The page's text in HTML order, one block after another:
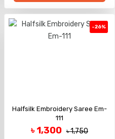
-26%
Halfsilk Embroidery Saree Em-
111
৳ 1,300 ৳ 1,750